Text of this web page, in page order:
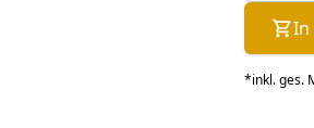
In
*inkl. ges.